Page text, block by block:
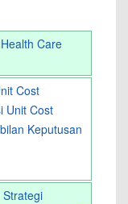
Care
Cost
Unit Cost
Keputusan